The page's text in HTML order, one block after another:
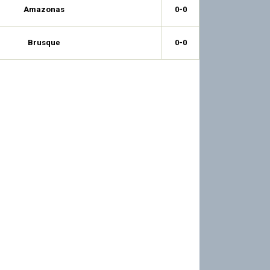
Amazonas 0-0
Brusque 0-0